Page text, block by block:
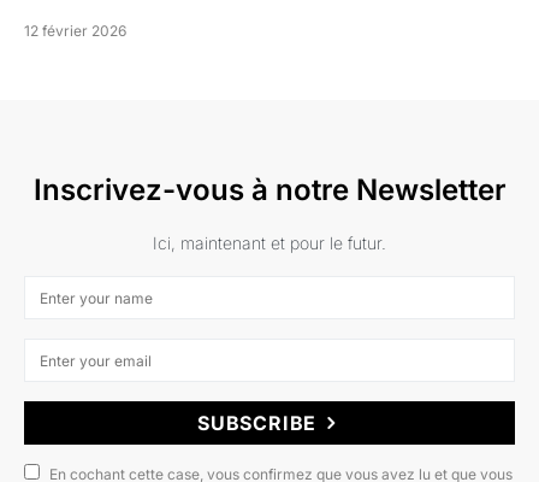
12 février 2026
Inscrivez-vous à notre Newsletter
Ici, maintenant et pour le futur.
SUBSCRIBE
En cochant cette case, vous confirmez que vous avez lu et que vous